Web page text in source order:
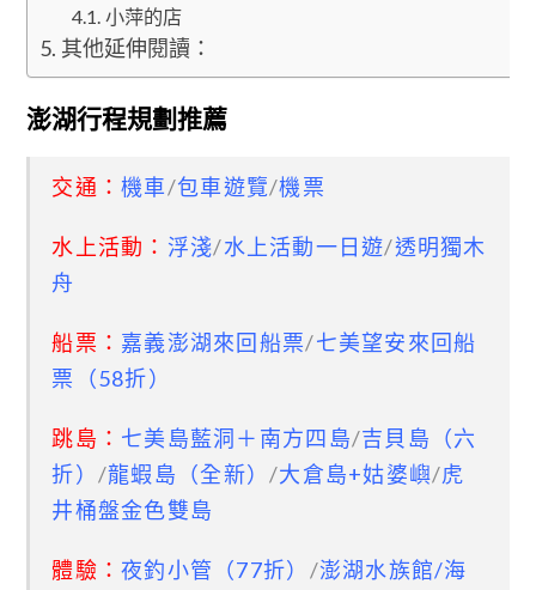
小萍的店
其他延伸閱讀：
澎湖行程規劃推薦
交通：機車/包車遊覽/機票
水上活動： 浮淺/水上活動一日遊/透明獨木
舟
船票： 嘉義澎湖來回船票/七美望安來回船
票（58折）
跳島： 七美島藍洞＋南方四島/吉貝島（六
折） /龍蝦島（全新）/大倉島+姑婆嶼/虎
井桶盤金色雙島
體驗：夜釣小管（77折） /澎湖水族館/海